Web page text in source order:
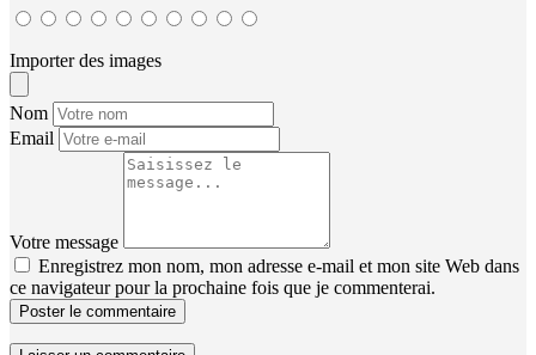
Importer des images
Nom
Email
Votre message
Enregistrez mon nom, mon adresse e-mail et mon site Web dans
ce navigateur pour la prochaine fois que je commenterai.
Poster le commentaire